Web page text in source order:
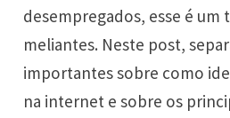
desempregados, esse é
meliantes. Neste post,
importantes sobre como
na internet e sobre os